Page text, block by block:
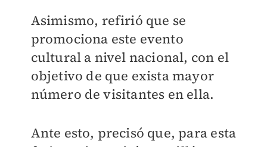
Asimismo, refirió que se
promociona este evento
cultural a nivel nacional, con el
objetivo de que exista mayor
número de visitantes en ella.
Ante esto, precisó que, para esta